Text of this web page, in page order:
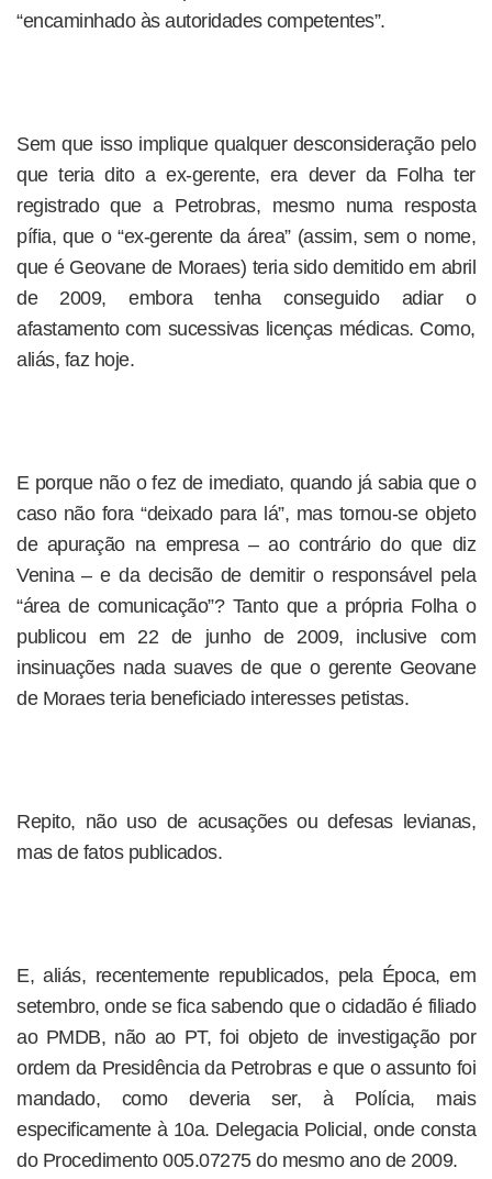
“encaminhado às autoridades competentes”.
Sem que isso implique qualquer desconsideração pelo
que teria dito a ex-gerente, era dever da Folha ter
registrado que a Petrobras, mesmo numa resposta
pífia, que o “ex-gerente da área” (assim, sem o nome,
que é Geovane de Moraes) teria sido demitido em abril
de 2009, embora tenha conseguido adiar o
afastamento com sucessivas licenças médicas. Como,
aliás, faz hoje.
E porque não o fez de imediato, quando já sabia que o
caso não fora “deixado para lá”, mas tornou-se objeto
de apuração na empresa – ao contrário do que diz
Venina – e da decisão de demitir o responsável pela
“área de comunicação”? Tanto que a própria Folha o
publicou em 22 de junho de 2009, inclusive com
insinuações nada suaves de que o gerente Geovane
de Moraes teria beneficiado interesses petistas.
Repito, não uso de acusações ou defesas levianas,
mas de fatos publicados.
E, aliás, recentemente republicados, pela Época, em
setembro, onde se fica sabendo que o cidadão é filiado
ao PMDB, não ao PT, foi objeto de investigação por
ordem da Presidência da Petrobras e que o assunto foi
mandado, como deveria ser, à Polícia, mais
especificamente à 10a. Delegacia Policial, onde consta
do Procedimento 005.07275 do mesmo ano de 2009.